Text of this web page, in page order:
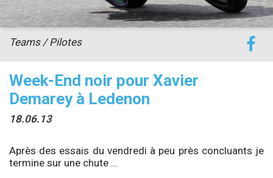
Week-End noir pour Xavier
Demarey à Ledenon
18.06.13
Teams / Pilotes
Après des essais du vendredi à peu près concluants je
termine sur une chute …